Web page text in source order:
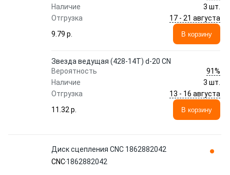
Наличие
3 шт.
Отгрузка
17 - 21 августа
9.79 p.
В корзину
Звезда ведущая (428-14T) d-20 CN
Вероятность
91%
Наличие
3 шт.
Отгрузка
13 - 16 августа
11.32 p.
В корзину
Диск сцепления CNC 1862882042
CNC1862882042